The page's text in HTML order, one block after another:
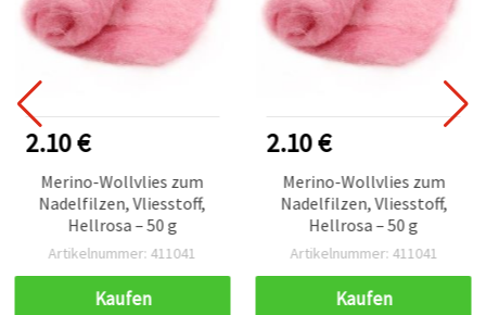
2.10 €
Merino-Wollvlies zum
Nadelfilzen, Vliesstoff,
Hellrosa – 50 g
Artikelnummer: 411041
Kaufen
2.10 €
Merino-Wollvlies zum
Nadelfilzen, Vliesstoff,
Hellrosa – 50 g
Artikelnummer: 411041
Kaufen